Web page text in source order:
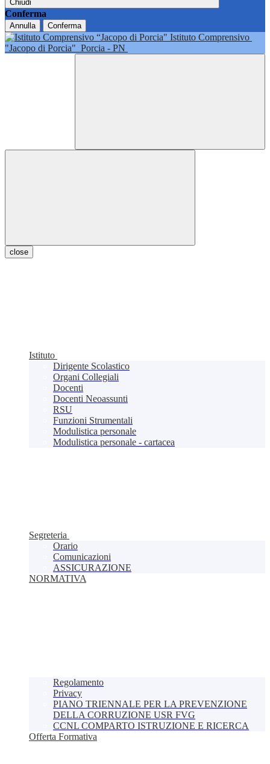
Chiudi
Conferma
Annulla Conferma
Istituto Comprensivo
"Jacopo di Porcia" Porcia - PN
close
Istituto
Dirigente Scolastico
Organi Collegiali
Docenti
Docenti Neoassunti
RSU
Funzioni Strumentali
Modulistica personale
Modulistica personale - cartacea
Segreteria
Orario
Comunicazioni
ASSICURAZIONE
NORMATIVA
Regolamento
Privacy
PIANO TRIENNALE PER LA PREVENZIONE
DELLA CORRUZIONE USR FVG
CCNL COMPARTO ISTRUZIONE E RICERCA
Offerta Formativa